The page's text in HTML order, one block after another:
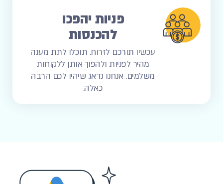
פניות יהפכו
להכנסות
עכשיו תורכם לזרוח. תוכלו לתת מענה
מהיר לפניות ולהפוך אותן ללקוחות
משלמים. אנחנו נדאג שיהיו לכם הרבה
כאלה.